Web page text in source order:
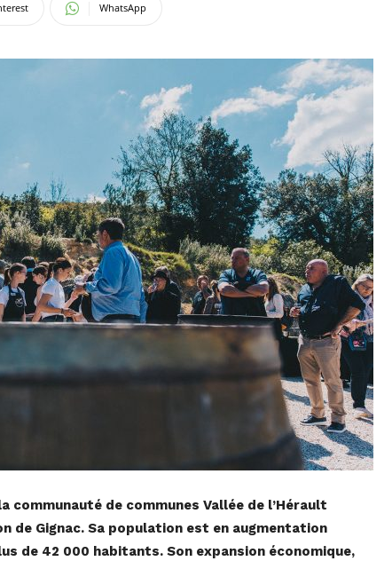
WhatsApp
communauté de communes Vallée de l’Hérault
de Gignac. Sa population est en augmentation
de 42 000 habitants. Son expansion économique,